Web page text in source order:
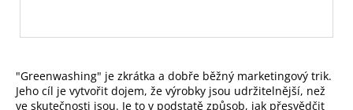
"Greenwashing" je zkrátka a dobře běžný marketingový trik.
Jeho cíl je vytvořit dojem, že výrobky jsou udržitelnější, než
ve skutečnosti jsou. Je to v podstatě způsob, jak přesvědčit